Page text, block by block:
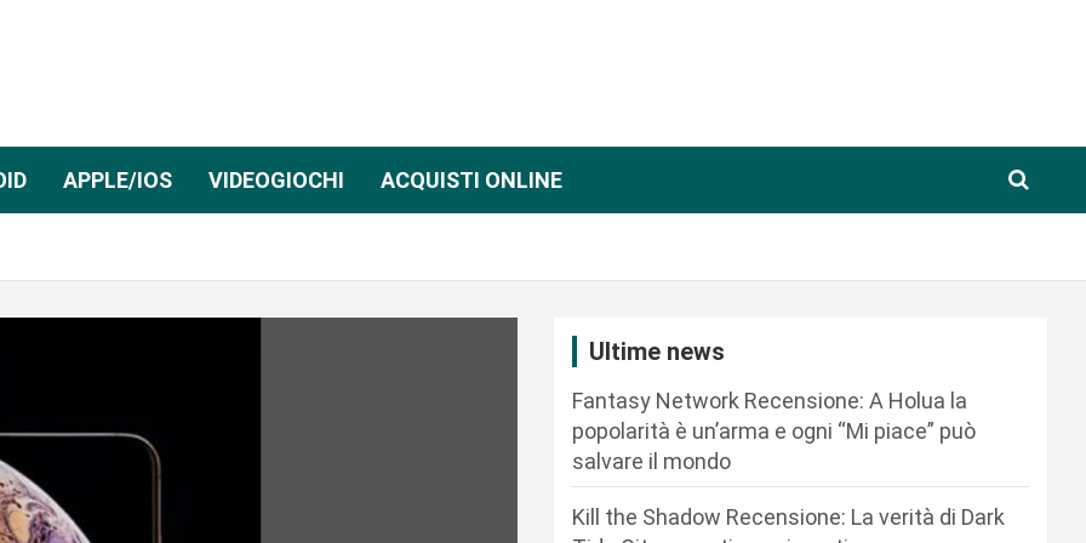
APPLE/IOS VIDEOGIOCHI ACQUISTI ONLINE
Ultime news
Fantasy Network Recensione: A Holua la
popolarità è un’arma e ogni “Mi piace” può
salvare il mondo
Kill the Shadow Recensione: La verità di Dark